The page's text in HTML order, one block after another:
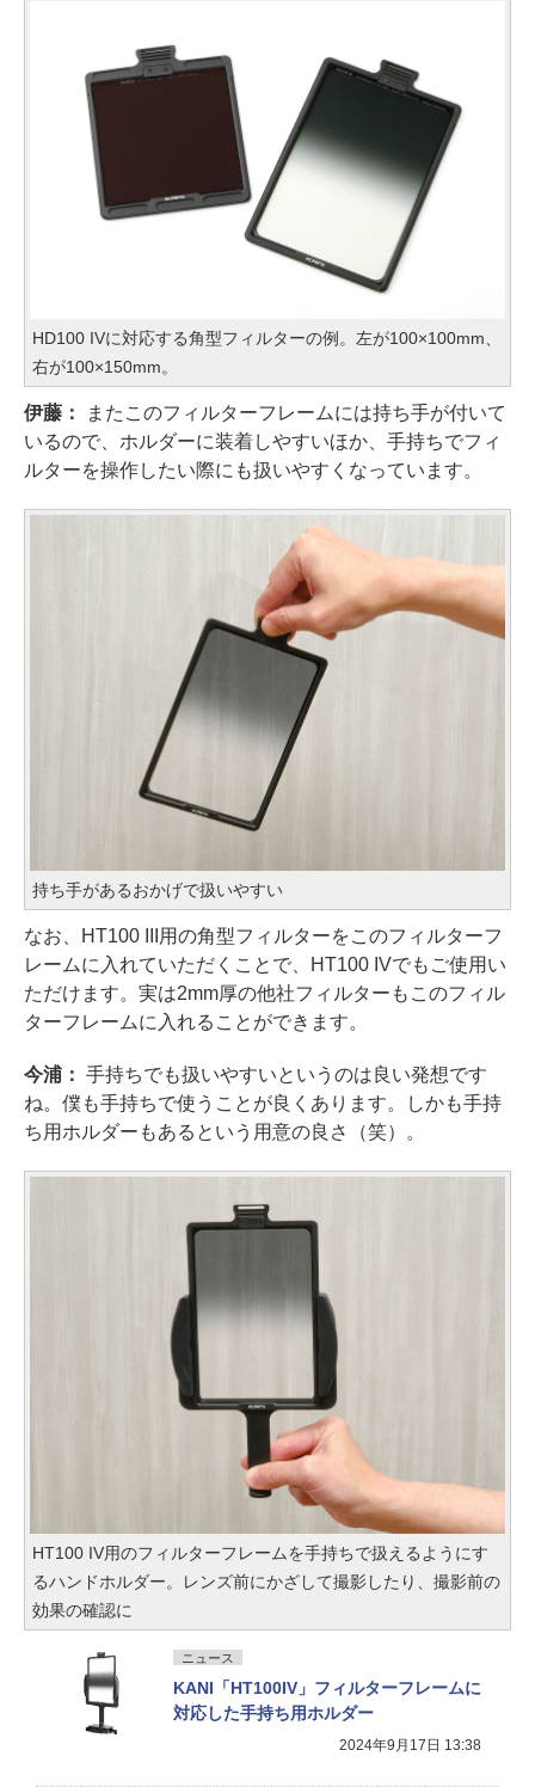
HD100 IVに対応する角型フィルターの例。左が100×100mm、
右が100×150mm。
伊藤：
またこのフィルターフレームには持ち手が付いて
いるので、ホルダーに装着しやすいほか、手持ちでフィ
ルターを操作したい際にも扱いやすくなっています。
持ち手があるおかげで扱いやすい
なお、HT100 III用の角型フィルターをこのフィルターフ
レームに入れていただくことで、HT100 IVでもご使用い
ただけます。実は2mm厚の他社フィルターもこのフィル
ターフレームに入れることができます。
今浦： 手持ちでも扱いやすいというのは良い発想です
ね。僕も手持ちで使うことが良くあります。しかも手持
ち用ホルダーもあるという用意の良さ（笑）。
HT100 IV用のフィルターフレームを手持ちで扱えるようにす
るハンドホルダー。レンズ前にかざして撮影したり、撮影前の
効果の確認に
ニュース
KANI「HT100IV」フィルターフレームに
対応した手持ち用ホルダー
2024年9月17日 13:38